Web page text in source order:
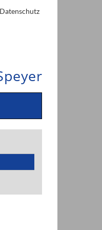
Datenschutz